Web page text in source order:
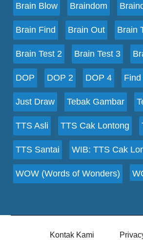
Brain Blow Braindom
Brain Find Brain Out Brain
Brain Test 2 Brain Test 3
DOP DOP 2 DOP 4
Just Draw Tebak Gambar
TTS Asli TTS Cak Lontong
TTS Santai WIB: TTS Cak
WOW (Words of Wonders)
Kontak Kami